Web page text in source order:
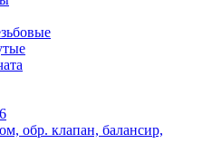
обр. клапан, балансир,